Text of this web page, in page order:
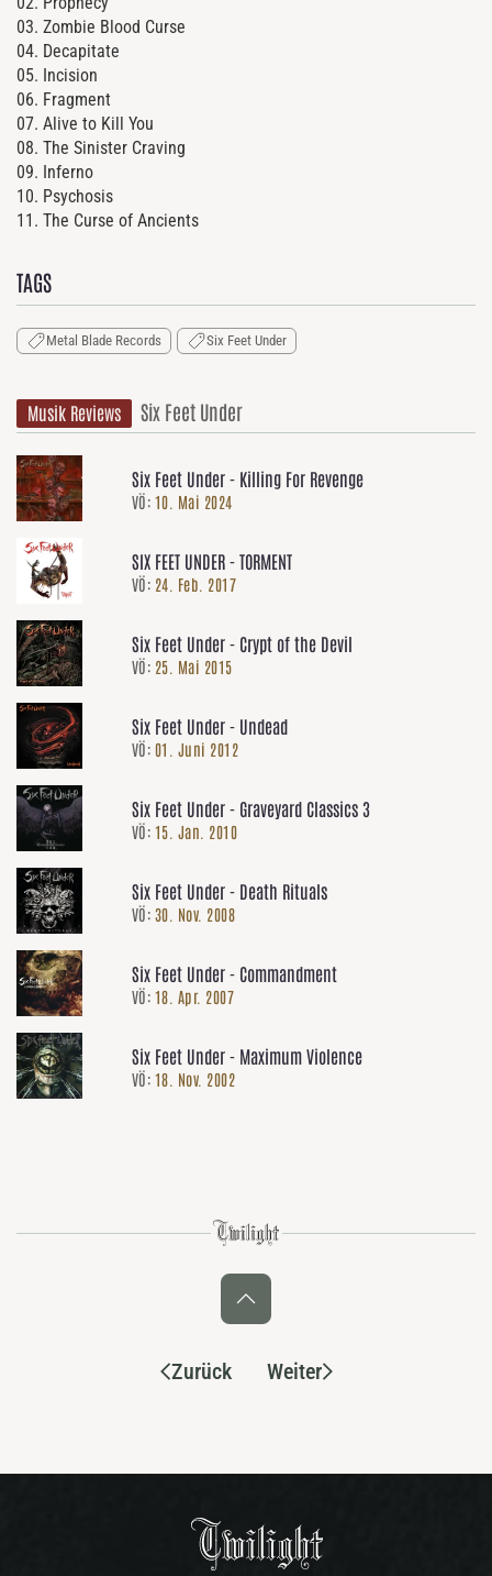
03. Zombie Blood Curse
04. Decapitate
05. Incision
06. Fragment
07. Alive to Kill You
08. The Sinister Craving
09. Inferno
10. Psychosis
11. The Curse of Ancients
TAGS
Metal Blade Records Six Feet Under
Musik Reviews Six Feet Under
Six Feet Under - Killing For Revenge
VÖ: 10. Mai 2024
SIX FEET UNDER - TORMENT
VÖ: 24. Feb. 2017
Six Feet Under - Crypt of the Devil
VÖ: 25. Mai 2015
Six Feet Under - Undead
VÖ: 01. Juni 2012
Six Feet Under - Graveyard Classics 3
VÖ: 15. Jan. 2010
Six Feet Under - Death Rituals
VÖ: 30. Nov. 2008
Six Feet Under - Commandment
VÖ: 18. Apr. 2007
Six Feet Under - Maximum Violence
VÖ: 18. Nov. 2002
Zurück Weiter